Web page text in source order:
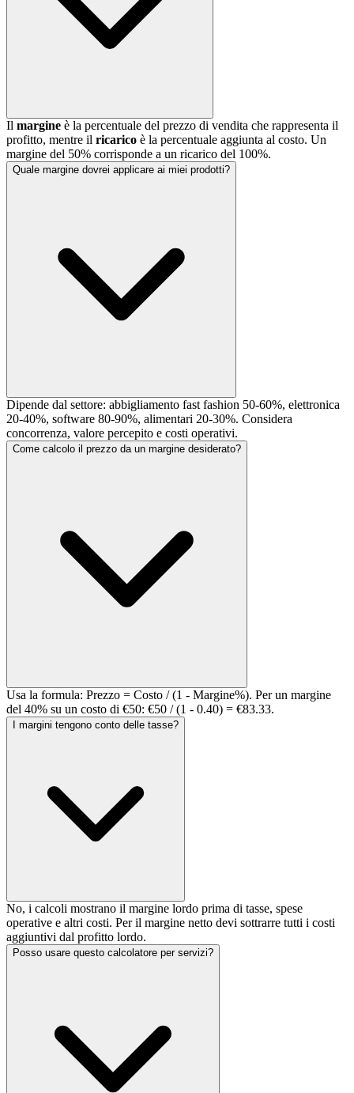
Il margine è la percentuale del prezzo di vendita che rappresenta il
profitto, mentre il ricarico è la percentuale aggiunta al costo. Un
margine del 50% corrisponde a un ricarico del 100%.
Quale margine dovrei applicare ai miei prodotti?
Dipende dal settore: abbigliamento fast fashion 50-60%, elettronica
20-40%, software 80-90%, alimentari 20-30%. Considera
concorrenza, valore percepito e costi operativi.
Come calcolo il prezzo da un margine desiderato?
Usa la formula: Prezzo = Costo / (1 - Margine%). Per un margine
del 40% su un costo di €50: €50 / (1 - 0.40) = €83.33.
I margini tengono conto delle tasse?
No, i calcoli mostrano il margine lordo prima di tasse, spese
operative e altri costi. Per il margine netto devi sottrarre tutti i costi
aggiuntivi dal profitto lordo.
Posso usare questo calcolatore per servizi?